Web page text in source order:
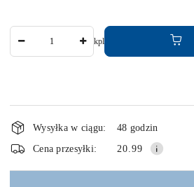
kpl
Dostępność
i
dostawa
Wysyłka w ciągu:
48 godzin
Cena przesyłki:
20.99